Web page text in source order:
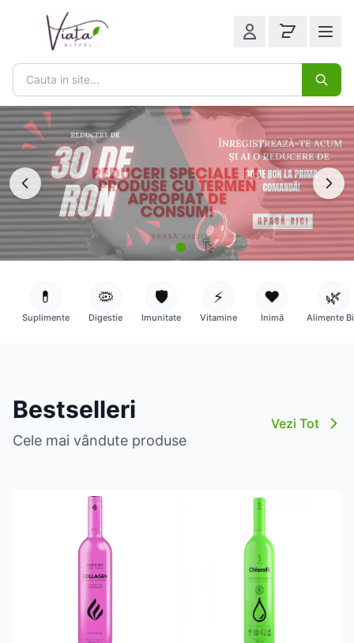
💊
Suplimente
🦠
Digestie
🛡️
Imunitate
⚡
Vitamine
❤️
Inimă
🌿
Alimente
Bestselleri
Cele mai vândute produse
Vezi Tot